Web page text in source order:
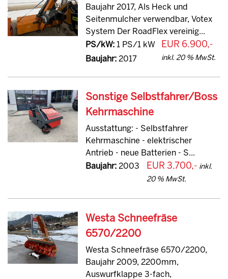
Baujahr 2017, Als Heck und
Seitenmulcher verwendbar, Votex
System Der RoadFlex vereinig...
PS/kW:1 PS/1 kW
Baujahr:2017
EUR 6.900,-
inkl. 20 % MwSt.
Sonstige Selbstfahrer/Boss
Kehrmaschine
Ausstattung: - Selbstfahrer
Kehrmaschine - elektrischer
Antrieb - neue Batterien - S...
Baujahr:2003 EUR 3.700,- inkl.
20 % MwSt.
Westa Schneefräse
6570/2200
Westa Schneefräse 6570/2200,
Baujahr 2009, 2200mm,
Auswurfklappe 3-fach,